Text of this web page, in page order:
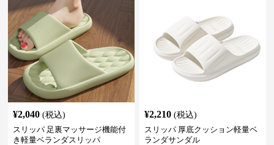
¥2,040 (税込)
スリッパ 足裏マッサージ機能付
き軽量ベランダスリッパ
¥2,210 (税込)
スリッパ 厚底クッション軽量ベ
ランダサンダル